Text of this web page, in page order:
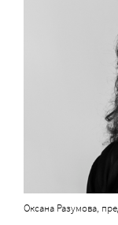
Оксана Разумова,